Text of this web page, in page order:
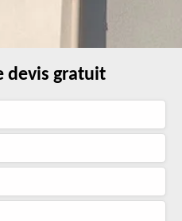
devis gratuit